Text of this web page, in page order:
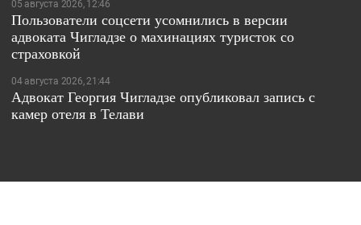
05 августа 2026, 12:46
Пользователи соцсети усомнились в версии
адвоката Чигладзе о махинациях туристок со
страховкой
04 августа 2026, 21:44
Адвокат Георгия Чигладзе опубликовал запись с
камер отеля в Телави